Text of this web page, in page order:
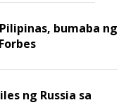
bumaba ng
ng Russia sa